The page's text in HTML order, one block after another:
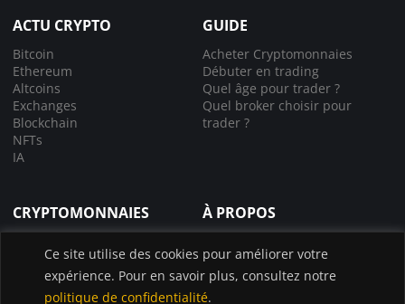
Ce site utilise des cookies pour améliorer votre
expérience. Pour en savoir plus, consultez notre
politique de confidentialité.
ACTU CRYPTO
Bitcoin
Ethereum
Altcoins
Exchanges
Blockchain
NFTs
IA
GUIDE
Acheter Cryptomonnaies
Débuter en trading
Quel âge pour trader ?
Quel broker choisir pour
trader ?
CRYPTOMONNAIES
Lexique crypto
Choisir le bon exchange
Canal liquidations crypto
À PROPOS
Nous contacter
Application InvestX